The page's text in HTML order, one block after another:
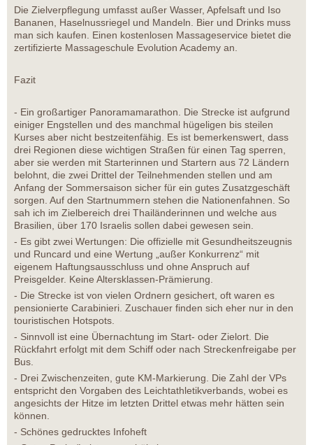
Die Zielverpflegung umfasst außer Wasser, Apfelsaft und Iso
Bananen, Haselnussriegel und Mandeln. Bier und Drinks muss
man sich kaufen. Einen kostenlosen Massageservice bietet die
zertifizierte Massageschule Evolution Academy an.
Fazit
- Ein großartiger Panoramamarathon. Die Strecke ist aufgrund
einiger Engstellen und des manchmal hügeligen bis steilen
Kurses aber nicht bestzeitenfähig. Es ist bemerkenswert, dass
drei Regionen diese wichtigen Straßen für einen Tag sperren,
aber sie werden mit Starterinnen und Startern aus 72 Ländern
belohnt, die zwei Drittel der Teilnehmenden stellen und am
Anfang der Sommersaison sicher für ein gutes Zusatzgeschäft
sorgen. Auf den Startnummern stehen die Nationenfahnen. So
sah ich im Zielbereich drei Thailänderinnen und welche aus
Brasilien, über 170 Israelis sollen dabei gewesen sein.
- Es gibt zwei Wertungen: Die offizielle mit Gesundheitszeugnis
und Runcard und eine Wertung „außer Konkurrenz“ mit
eigenem Haftungsausschluss und ohne Anspruch auf
Preisgelder. Keine Altersklassen-Prämierung.
- Die Strecke ist von vielen Ordnern gesichert, oft waren es
pensionierte Carabinieri. Zuschauer finden sich eher nur in den
touristischen Hotspots.
- Sinnvoll ist eine Übernachtung im Start- oder Zielort. Die
Rückfahrt erfolgt mit dem Schiff oder nach Streckenfreigabe per
Bus.
- Drei Zwischenzeiten, gute KM-Markierung. Die Zahl der VPs
entspricht den Vorgaben des Leichtathletikverbands, wobei es
angesichts der Hitze im letzten Drittel etwas mehr hätten sein
können.
- Schönes gedrucktes Infoheft